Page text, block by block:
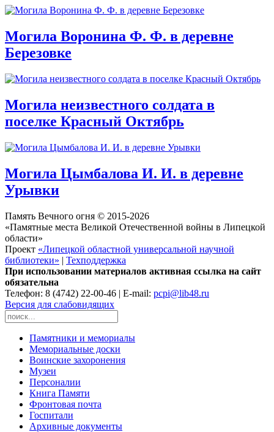
Могила Воронина Ф. Ф. в деревне
Березовке
Могила неизвестного солдата в
поселке Красный Октябрь
Могила Цымбалова И. И. в деревне
Урывки
Память Вечного огня © 2015-2026
«Памятные места Великой Отечественной войны в Липецкой
области»
Проект «Липецкой областной универсальной научной
библиотеки» | Техподдержка
При использовании материалов активная ссылка на сайт
обязательна
Телефон: 8 (4742) 22-00-46 | E-mail: pcpi@lib48.ru
Версия для слабовидящих
Памятники и мемориалы
Мемориальные доски
Воинские захоронения
Музеи
Персоналии
Книга Памяти
Фронтовая почта
Госпитали
Архивные документы